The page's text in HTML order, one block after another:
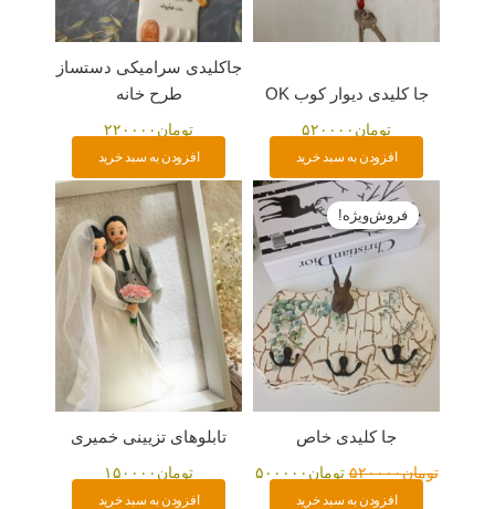
جا کلیدی دیوار کوب OK
تومان ۵۲۰۰۰۰
افزودن به سبد خرید
جاکلیدی سرامیکی دستساز
طرح خانه
تومان ۲۲۰۰۰۰
افزودن به سبد خرید
فروش‌ویژه!
جا کلیدی خاص
تومان۵۲۰۰۰۰
قیمت
اصلی:
تومان۵۲۰۰۰۰
بود.
تومان ۵۰۰۰۰۰
قیمت
تومان۵۰۰۰۰۰.
افزودن به سبد خرید
تابلوهای تزیینی خمیری
تومان ۱۵۰۰۰۰
افزودن به سبد خرید